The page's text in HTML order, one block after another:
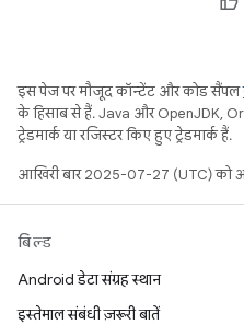
इस पेज पर मौजूद कॉन्टेंट और कोड सैंपल
के हिसाब से हैं. Java और OpenJDK,
ट्रेडमार्क या रजिस्टर किए हुए ट्रेडमार्क हैं.
आखिरी बार 2025-07-27 (UTC) को
बिल्ड
Android डेटा संग्रह स्थान
इस्तेमाल संबंधी ज़रूरी बातें